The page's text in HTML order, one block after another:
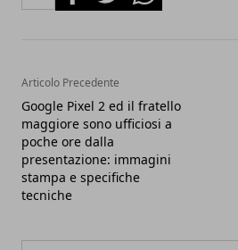
Articolo Precedente
Google Pixel 2 ed il fratello
maggiore sono ufficiosi a
poche ore dalla
presentazione: immagini
stampa e specifiche
tecniche